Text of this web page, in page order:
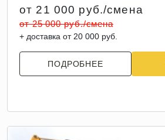
от 21 000 руб./смена
от 25 000 руб./смена
+ доставка от 20 000 руб.
ПОДРОБНЕЕ